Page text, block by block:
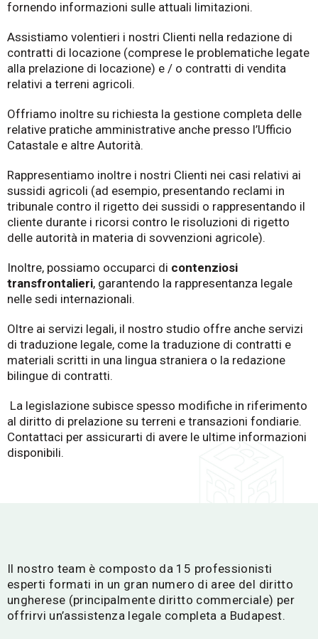
fornendo informazioni sulle attuali limitazioni.
Assistiamo volentieri i nostri Clienti nella redazione di
contratti di locazione (comprese le problematiche legate
alla prelazione di locazione) e / o contratti di vendita
relativi a terreni agricoli.
Offriamo inoltre su richiesta la gestione completa delle
relative pratiche amministrative anche presso l’Ufficio
Catastale e altre Autorità.
Rappresentiamo inoltre i nostri Clienti nei casi relativi ai
sussidi agricoli (ad esempio, presentando reclami in
tribunale contro il rigetto dei sussidi o rappresentando il
cliente durante i ricorsi contro le risoluzioni di rigetto
delle autorità in materia di sovvenzioni agricole).
Inoltre, possiamo occuparci di contenziosi
transfrontalieri, garantendo la rappresentanza legale
nelle sedi internazionali.
Oltre ai servizi legali, il nostro studio offre anche servizi
di traduzione legale, come la traduzione di contratti e
materiali scritti in una lingua straniera o la redazione
bilingue di contratti.
La legislazione subisce spesso modifiche in riferimento
al diritto di prelazione su terreni e transazioni fondiarie.
Contattaci per assicurarti di avere le ultime informazioni
disponibili.
Il nostro team è composto da 15 professionisti
esperti formati in un gran numero di aree del diritto
ungherese (principalmente diritto commerciale) per
offrirvi un’assistenza legale completa a Budapest.